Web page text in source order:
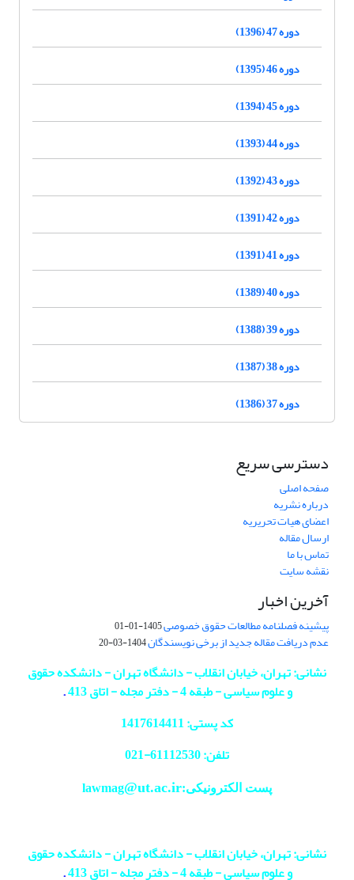
دوره 47 (1396)
دوره 46 (1395)
دوره 45 (1394)
دوره 44 (1393)
دوره 43 (1392)
دوره 42 (1391)
دوره 41 (1391)
دوره 40 (1389)
دوره 39 (1388)
دوره 38 (1387)
دوره 37 (1386)
دسترسی سریع
صفحه اصلی
درباره نشریه
اعضای هیات تحریریه
ارسال مقاله
تماس با ما
نقشه سایت
آخرین اخبار
پیشینه فصلنامه مطالعات حقوق خصوصی1405-01-01
عدم دریافت مقاله جدید از برخی نویسندگان1404-03-20
نشانی: تهران، خیابان انقلاب - دانشگاه تهران - دانشکده حقوق
و علوم سیاسی - طبقه 4 - دفتر مجله - اتاق 413
.
کد پستی: 1417614411
تلفن: 61112530-
021
پست الکترونیکی:lawmag@ut.ac.ir
نشانی: تهران، خیابان انقلاب - دانشگاه تهران - دانشکده حقوق
و علوم سیاسی - طبقه 4 - دفتر مجله - اتاق 413
.